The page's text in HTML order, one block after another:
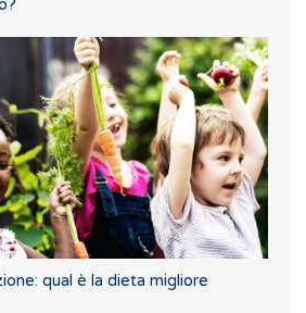
qual è la dieta migliore